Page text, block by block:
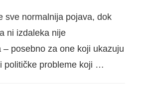
sve normalnija pojava, dok
ni izdaleka nije
– posebno za one koji ukazuju
političke probleme koji …